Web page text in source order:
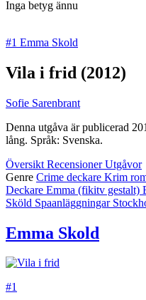
Inga betyg ännu
#1 Emma Skold
Vila i frid (2012)
Sofie Sarenbrant
Denna utgåva är publicerad
lång. Språk: Svenska.
Översikt RecensionerUtgåvor
Genre Crime deckare Krim
Deckare Emma (fikitv gestalt)
Sköld Spaanläggningar
Emma Skold
#1